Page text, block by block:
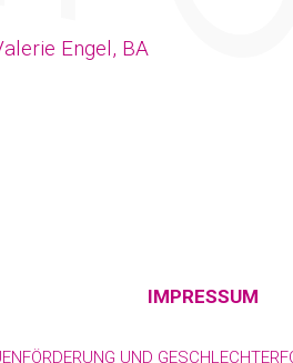
Engel, BA
IMPRESSUM
UND